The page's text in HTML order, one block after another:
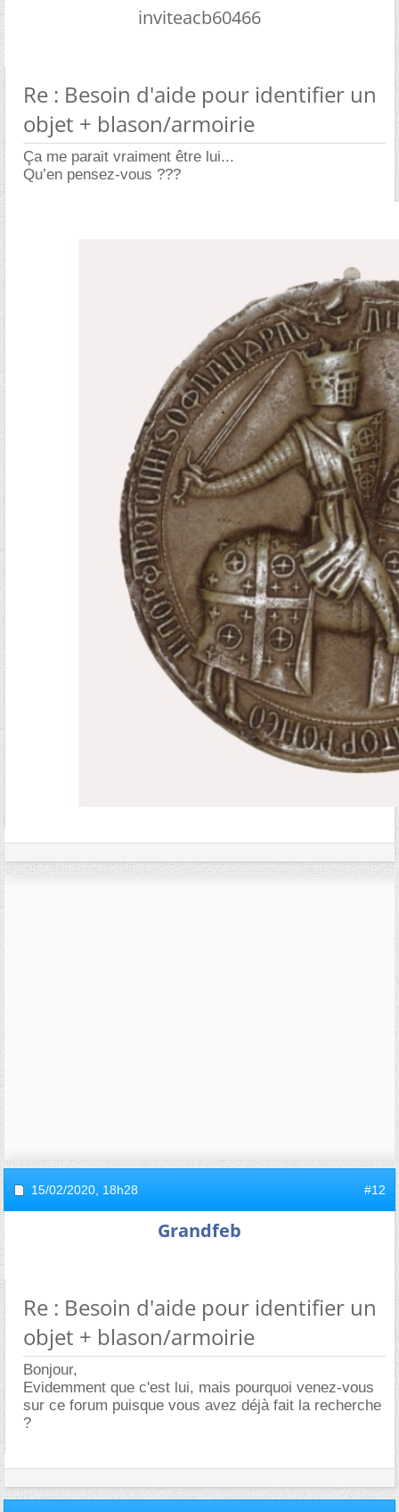
inviteacb60466
Re : Besoin d'aide pour identifier un
objet + blason/armoirie
Ça me parait vraiment être lui...
Qu’en pensez-vous ???
15/02/2020, 18h28 #12
Grandfeb
Re : Besoin d'aide pour identifier un
objet + blason/armoirie
Bonjour,
Evidemment que c'est lui, mais pourquoi venez-vous
sur ce forum puisque vous avez déjà fait la recherche
?